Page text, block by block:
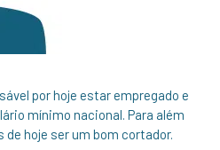
por hoje estar empregado e
mínimo nacional. Para além
hoje ser um bom cortador.